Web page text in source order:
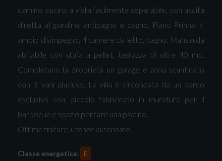
camino, cucina a vista facilmente separabile, con uscita
diretta al giardino, antibagno e bagno. Piano Primo: 4
ampio disimpegno, 4 camere da letto, bagno. Mansarda
abitabile con stufa a pellet, terrazza di oltre 40 mq.
Completano la proprietà un garage e zona scantinato
con 3 vani pluriuso. La villa è circondata da un parco
esclusivo con piccolo fabbricato in muratura per il
barbecue e spazio per fare una piscina.
Ottime finiture, utenze autonome.
Classe energetica: E